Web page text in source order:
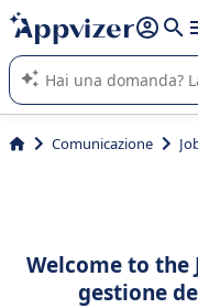
righe con
shift + enter
L'IA di Appvizer vi guida
software SaaS per la
Comunicazione
Welcome to the
gestione